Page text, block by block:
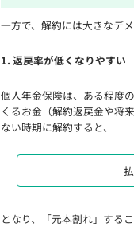
一方で、解約には大きなデ
1. 返戻率が低くなりやすい
個人年金保険は、ある程度
くるお金（解約返戻金や将
ない時期に解約すると、
となり、「元本割れ」する